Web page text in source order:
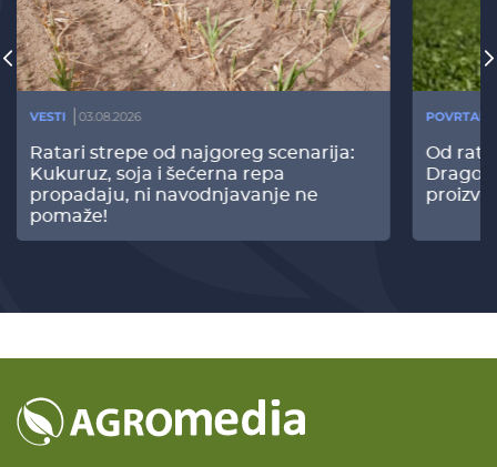
VESTI 03.08.2026
Ratari strepe od najgoreg scenarija:
Kukuruz, soja i šećerna repa
propadaju, ni navodnjavanje ne
pomaže!
Od